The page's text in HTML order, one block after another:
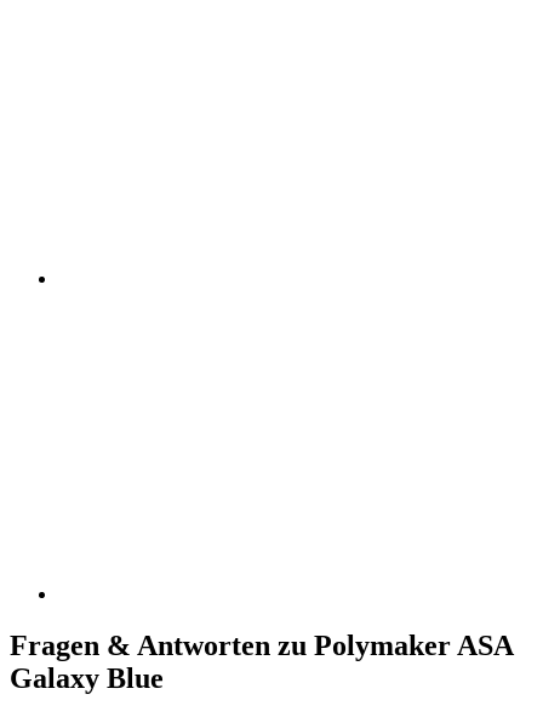
Fragen & Antworten zu Polymaker ASA
Galaxy Blue